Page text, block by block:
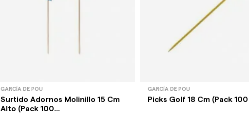
GARCÍA DE POU
Surtido Adornos Molinillo 15 Cm
Alto (Pack 100...
GARCÍA DE POU
Picks Golf 18 Cm (Pack